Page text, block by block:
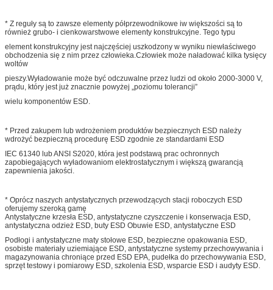
* Z reguły są to zawsze elementy półprzewodnikowe iw większości są to
również grubo- i cienkowarstwowe elementy konstrukcyjne. Tego typu
element konstrukcyjny jest najczęściej uszkodzony w wyniku niewłaściwego
obchodzenia się z nim przez człowieka.Człowiek może naładować kilka tysięcy
woltów
pieszy.Wyładowanie może być odczuwalne przez ludzi od około 2000-3000 V,
prądu, który jest już znacznie powyżej „poziomu tolerancji”
wielu komponentów ESD.
* Przed zakupem lub wdrożeniem produktów bezpiecznych ESD należy
wdrożyć bezpieczną procedurę ESD zgodnie ze standardami ESD
IEC 61340 lub ANSI S2020, która jest podstawą prac ochronnych
zapobiegających wyładowaniom elektrostatycznym i większą gwarancją
zapewnienia jakości.
* Oprócz naszych antystatycznych przewodzących stacji roboczych ESD
oferujemy szeroką gamę
Antystatyczne krzesła ESD, antystatyczne czyszczenie i konserwacja ESD,
antystatyczna odzież ESD, buty ESD Obuwie ESD, antystatyczne ESD
Podłogi i antystatyczne maty stołowe ESD, bezpieczne opakowania ESD,
osobiste materiały uziemiające ESD, antystatyczne systemy przechowywania i
magazynowania chroniące przed ESD EPA, pudełka do przechowywania ESD,
sprzęt testowy i pomiarowy ESD, szkolenia ESD, wsparcie ESD i audyty ESD.